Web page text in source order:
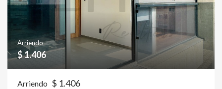
Arriendo
$ 1.406
Arriendo $ 1.406